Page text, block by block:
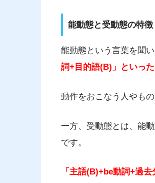
能動態と受動態の特徴
能動態という言葉を聞
詞+目的語(B)」といっ
動作をおこなう人やも
一方、受動態とは、能
です。
「主語(B)+be動詞+過去